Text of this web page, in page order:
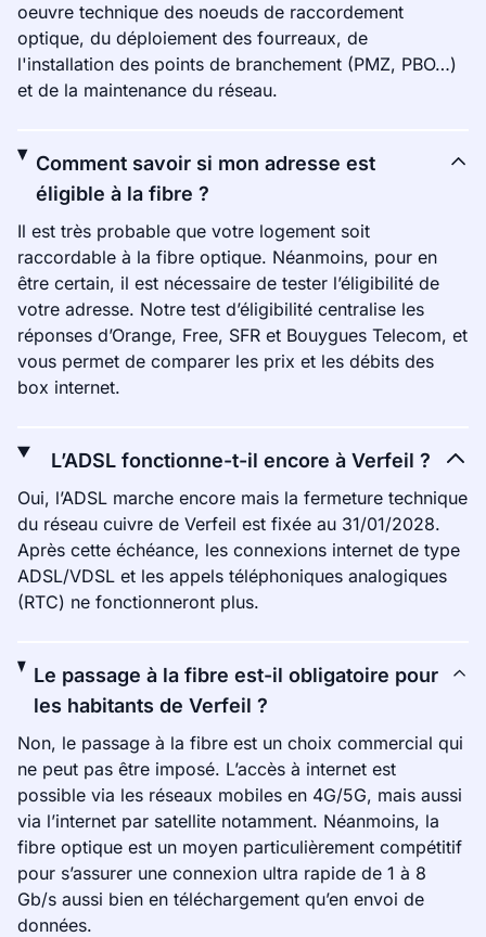
oeuvre technique des noeuds de raccordement
optique, du déploiement des fourreaux, de
l'installation des points de branchement (PMZ, PBO…)
et de la maintenance du réseau.
Comment savoir si mon adresse est
éligible à la fibre ?
Il est très probable que votre logement soit
raccordable à la fibre optique. Néanmoins, pour en
être certain, il est nécessaire de tester l’éligibilité de
votre adresse. Notre test d’éligibilité centralise les
réponses d’Orange, Free, SFR et Bouygues Telecom, et
vous permet de comparer les prix et les débits des
box internet.
L’ADSL fonctionne-t-il encore à Verfeil ?
Oui, l’ADSL marche encore mais la fermeture technique
du réseau cuivre de Verfeil est fixée au 31/01/2028.
Après cette échéance, les connexions internet de type
ADSL/VDSL et les appels téléphoniques analogiques
(RTC) ne fonctionneront plus.
Le passage à la fibre est-il obligatoire pour
les habitants de Verfeil ?
Non, le passage à la fibre est un choix commercial qui
ne peut pas être imposé. L’accès à internet est
possible via les réseaux mobiles en 4G/5G, mais aussi
via l’internet par satellite notamment. Néanmoins, la
fibre optique est un moyen particulièrement compétitif
pour s’assurer une connexion ultra rapide de 1 à 8
Gb/s aussi bien en téléchargement qu’en envoi de
données.